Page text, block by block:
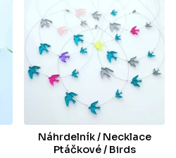
Náhrdelník / Necklace
Ptáčkové / Birds